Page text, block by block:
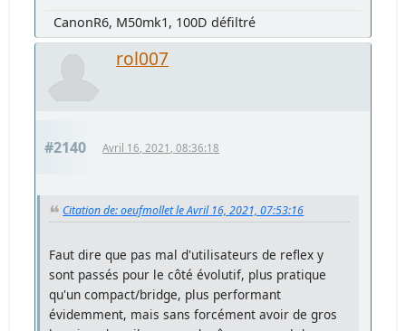
CanonR6, M50mk1, 100D défiltré
rol007
#2140 Avril 16, 2021, 08:36:18
Citation de: oeufmollet le Avril 16, 2021, 07:53:16
Faut dire que pas mal d'utilisateurs de reflex y
sont passés pour le côté évolutif, plus pratique
qu'un compact/bridge, plus performant
évidemment, mais sans forcément avoir de gros